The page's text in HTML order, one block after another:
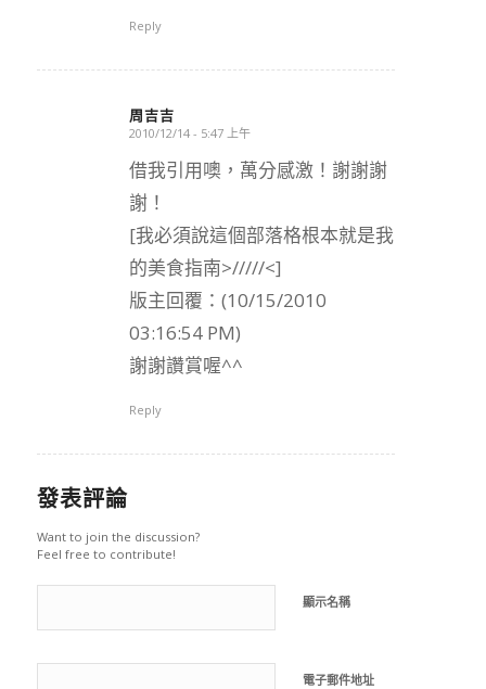
Reply
周吉吉
says:
2010/12/14 - 5:47 上午
借我引用噢，萬分感激！謝謝謝
謝！
[我必須說這個部落格根本就是我
的美食指南>/////<]
版主回覆：(10/15/2010
03:16:54 PM)
謝謝讚賞喔^^
Reply
發表評論
Want to join the discussion?
Feel free to contribute!
顯示名稱
電子郵件地址